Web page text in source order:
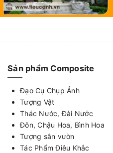
Sản phẩm Composite
Đạo Cụ Chụp Ảnh
Tượng Vật
Thác Nước, Đài Nước
Đôn, Chậu Hoa, Bình Hoa
Tượng sân vườn
Tác Phẩm Điêu Khắc